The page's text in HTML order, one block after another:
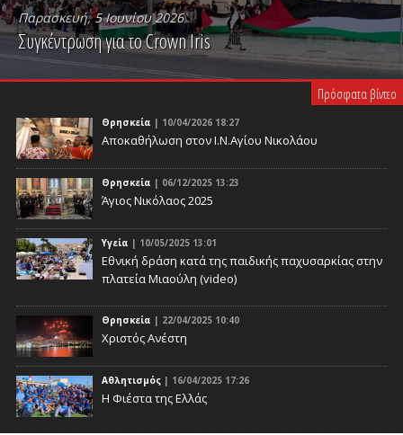
Παρασκευή, 5 Ιουνίου 2026
Συγκέντρωση για το Crown Iris
PLAY VIDEO
Πρόσφατα βίντεο
Θρησκεία | 10/04/2026 18:27
Αποκαθήλωση στον Ι.Ν.Αγίου Νικολάου
Θρησκεία | 06/12/2025 13:23
Άγιος Νικόλαος 2025
Υγεία | 10/05/2025 13:01
Eθνική δράση κατά της παιδικής παχυσαρκίας στην
πλατεία Μιαούλη (video)
Θρησκεία | 22/04/2025 10:40
Χριστός Ανέστη
Αθλητισμός | 16/04/2025 17:26
Η Φιέστα της Ελλάς